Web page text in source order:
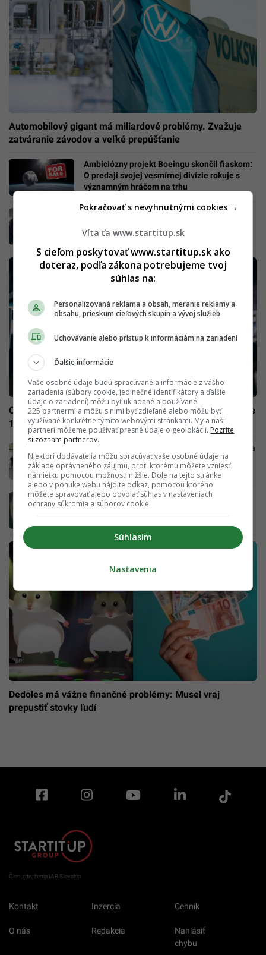
Automobilový gigant má miliardové problémy. Zvažuje
zatváranie závodov a veľké prepúšťanie
Ambiciózny projekt Boeingu skončil fiaskom:
O predaji svojej vesmírnej divízie rokuje s
významným hráčom na trhu
Známy predajca zatvára obchody po celom
zápasí s obrovskými stratami
Obľúbený elektroreťazec Slovákov krachuje. Prevádzkuje
120 pobočiek po celej krajine
Slovenské lietajúce auto už nevzlietne. Firma
ohlásila konkurz
Takmer 10-tisíc Slovákov zbankrotovalo.
„Obávam sa, že bude ešte horšie,“ tvrdí
Dedoles má vážne finančné problémy: Musel vraj
prepustiť stovky ľudí
Člen združenia IAB Slovakia
Kontakt Inzercia Cenník
O nás Redakcia
Nahlásiť
chybu
Víta ťa www.startitup.sk
S cieľom poskytovať www.startitup.sk ako
doteraz, podľa zákona potrebujeme tvoj
súhlas na:
Personalizovaná reklama a obsah, meranie reklamy a
obsahu, prieskum cieľových skupín a vývoj služieb
Uchovávanie alebo prístup k informáciám na zariadení
Ďalšie informácie
Vaše osobné údaje budú spracúvané a informácie z vášho
zariadenia (súbory cookie, jedinečné identifikátory a ďalšie
údaje o zariadení) môžu byť ukladané a používané
225 partnermi a môžu s nimi byť zdieľané alebo môžu byť
využívané konkrétne týmito webovými stránkami. My a naši
partneri môžeme používať presné údaje o geolokácii. Pozrite
si zoznam partnerov.
Niektorí dodávatelia môžu spracúvať vaše osobné údaje na
základe oprávneného záujmu, proti ktorému môžete vzniesť
námietku pomocou možností nižšie. Dole na tejto stránke
alebo v ponuke webu nájdite odkaz, pomocou ktorého
môžete spravovať alebo odvolať súhlas v nastaveniach
ochrany súkromia a súborov cookie.
Súhlasím
Pokračovať s nevyhnutnými cookies →
Nastavenia